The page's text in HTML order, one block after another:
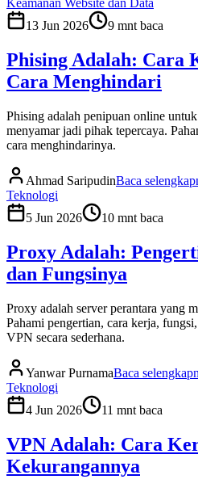
Keamanan Website dan Data
13 Jun 2026
9 mnt baca
Phising Adalah: Cara
Cara Menghindari
Phising adalah penipuan online
menyamar jadi pihak tepercaya.
cara menghindarinya.
Ahmad SaripudinBaca
Teknologi
5 Jun 2026
10 mnt baca
Proxy Adalah:
dan Fungsinya
Proxy adalah server perantara yang
Pahami pengertian, cara kerja,
VPN secara sederhana.
Yanwar PurnamaBaca
Teknologi
4 Jun 2026
11 mnt baca
VPN Adalah: Cara
Kekurangannya